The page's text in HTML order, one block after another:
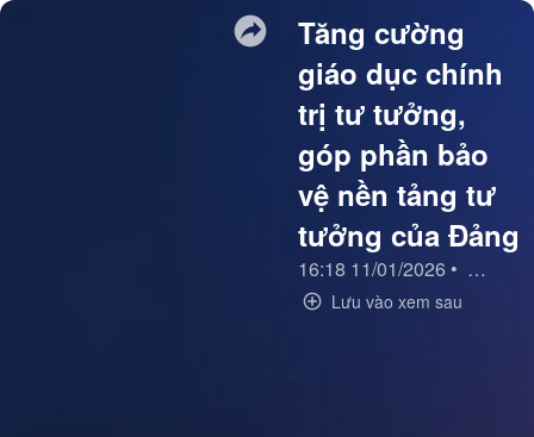
Tăng cường
giáo dục chính
trị tư tưởng,
góp phần bảo
vệ nền tảng tư
tưởng của Đảng
16:18 11/01/2026 • Bảo
Lưu vào xem sau